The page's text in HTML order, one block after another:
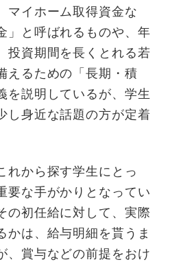
マイホーム取得資金な
」と呼ばれるものや、年
投資期間を長くとれる若
えるための「長期・積
を説明しているが、学生
し身近な話題の方が定着
から探す学生にとっ
要な手がかりとなってい
の初任給に対して、実際
かは、給与明細を貰うま
、賞与などの前提をおけ